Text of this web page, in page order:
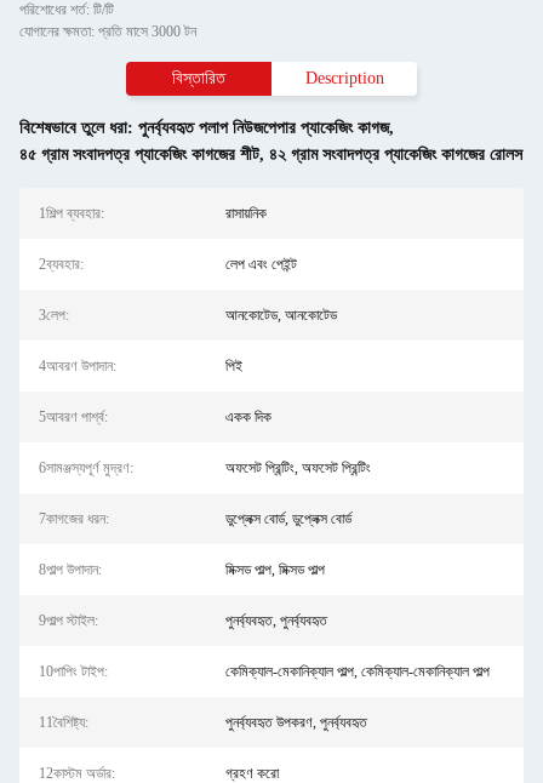
পরিশোধের শর্ত: টি/টি
যোগানের ক্ষমতা: প্রতি মাসে 3000 টন
বিস্তারিত Description
বিশেষভাবে তুলে ধরা: পুনর্ব্যবহৃত পলাপ নিউজপেপার প্যাকেজিং কাগজ,
৪৫ গ্রাম সংবাদপত্র প্যাকেজিং কাগজের শীট, ৪২ গ্রাম সংবাদপত্র প্যাকেজিং কাগজের রোলস
1শিল্প ব্যবহার: রাসায়নিক
2ব্যবহার: লেপ এবং পেইন্ট
3লেপ: আনকোটেড, আনকোটেড
4আবরণ উপাদান: পিই
5আবরণ পার্শ্ব: একক দিক
6সামঞ্জস্যপূর্ণ মুদ্রণ: অফসেট প্রিন্টিং, অফসেট প্রিন্টিং
7কাগজের ধরন: ডুপ্লেক্স বোর্ড, ডুপ্লেক্স বোর্ড
8পাল্প উপাদান: মিক্সড পাল্প, মিক্সড পাল্প
9পাল্প স্টাইল: পুনর্ব্যবহৃত, পুনর্ব্যবহৃত
10পাপিং টাইপ: কেমিক্যাল-মেকানিক্যাল পাল্প, কেমিক্যাল-মেকানিক্যাল পাল্প
11বৈশিষ্ট্য: পুনর্ব্যবহৃত উপকরণ, পুনর্ব্যবহৃত
12কাস্টম অর্ডার: গ্রহণ করো